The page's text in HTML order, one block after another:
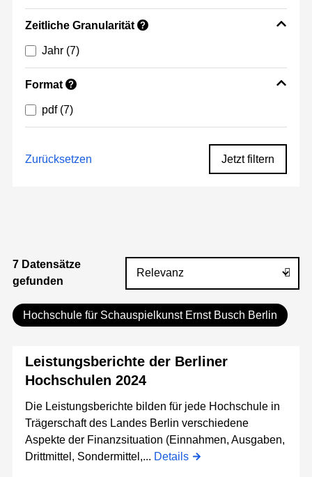
Zeitliche Granularität ?
Jahr (7)
Format ?
pdf (7)
Zurücksetzen Jetzt filtern
7 Datensätze
gefunden
Hochschule für Schauspielkunst Ernst Busch Berlin
Leistungsberichte der Berliner
Hochschulen 2024
Die Leistungsberichte bilden für jede Hochschule in
Trägerschaft des Landes Berlin verschiedene
Aspekte der Finanzsituation (Einnahmen, Ausgaben,
Drittmittel, Sondermittel,... Details